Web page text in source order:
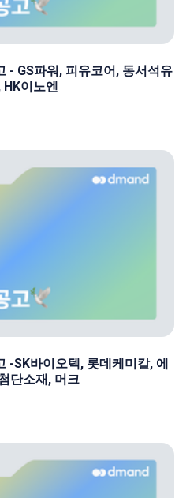
- GS파워, 피유코어, 동서석유
이노엔
-SK바이오텍, 롯데케미칼, 에
단소재, 머크